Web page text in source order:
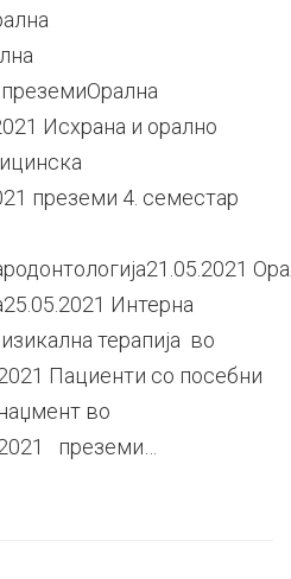
преземиОрална
Исхрана и орално
преземи 4. семестар
Интерна
терапија во
Пациенти со посебни
во
преземи…